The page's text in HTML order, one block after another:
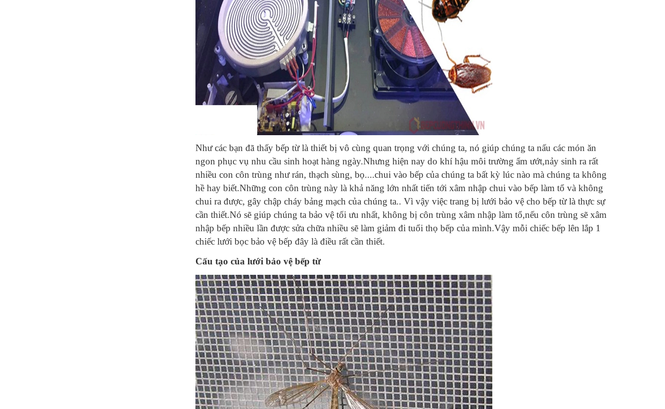
Như các bạn đã thấy bếp từ là thiết bị vô cùng quan trọng với chúng ta, nó giúp chúng ta nấu các món ăn
ngon phục vụ nhu cầu sinh hoạt hàng ngày.Nhưng hiện nay do khí hậu môi trường ẩm ướt,nảy sinh ra rất
nhiều con côn trùng như rán, thạch sùng, bọ....chui vào bếp của chúng ta bất kỳ lúc nào mà chúng ta không
hề hay biết.Những con côn trùng này là khả năng lớn nhất tiến tới xâm nhập chui vào bếp làm tổ và không
chui ra được, gây chập cháy bảng mạch của chúng ta.. Vì vậy việc trang bị lưới bảo vệ cho bếp từ là thực sự
cần thiết.Nó sẽ giúp chúng ta bảo vệ tối ưu nhất, không bị côn trùng xâm nhập làm tổ,nếu côn trùng sẽ xâm
nhập bếp nhiều lần được sửa chữa nhiều sẽ làm giảm đi tuổi thọ bếp của mình.Vậy mỗi chiếc bếp lên lắp 1
chiếc lưới bọc bảo vệ bếp đây là điều rất cần thiết.
Cấu tạo của lưới bảo vệ bếp từ